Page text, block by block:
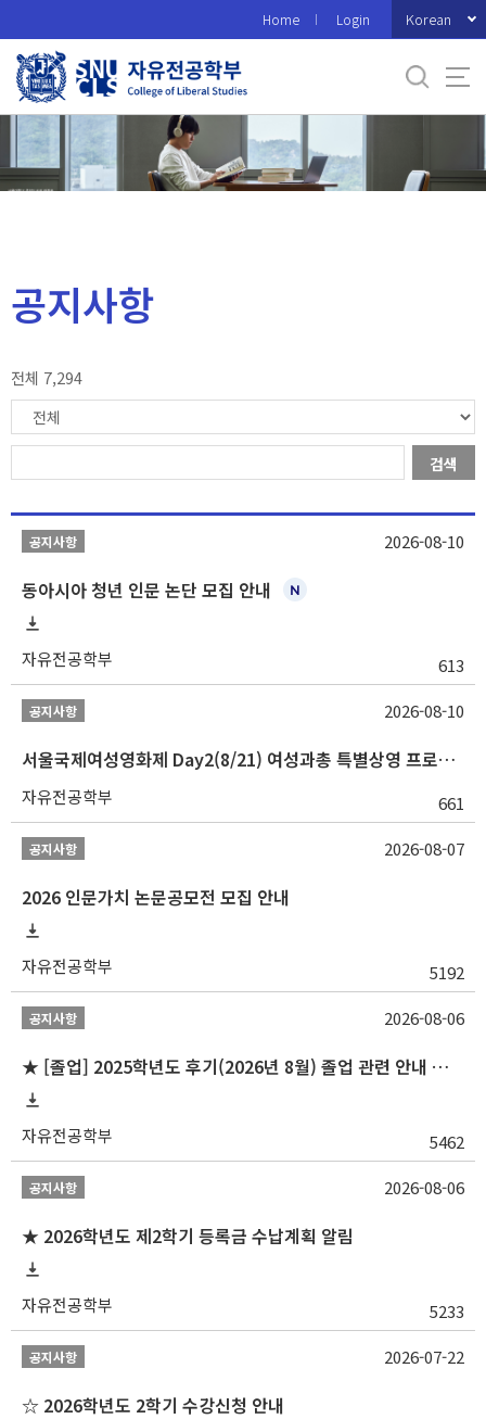
로
메
Home Login Korean
공지사항
전체 7,294
검색
공지사항
동아시아 청년 인문 논단 모집 안내
자유전공학부 613
2026-08-10
공지사항
서울국제여성영화제 Day2(8/21) 여성과총 특별상영 프로그램 『AI 시대, 여성의 시선으로 미래 기술 읽기』 학생 무료 초청 행사
자유전공학부 661
2026-08-10
공지사항
2026 인문가치 논문공모전 모집 안내
자유전공학부 5192
2026-08-07
공지사항
★ [졸업] 2025학년도 후기(2026년 8월) 졸업 관련 안내 및 확정자 명단 공지
자유전공학부 5462
2026-08-06
공지사항
★ 2026학년도 제2학기 등록금 수납계획 알림
자유전공학부 5233
2026-08-06
공지사항
☆ 2026학년도 2학기 수강신청 안내
2026-07-22